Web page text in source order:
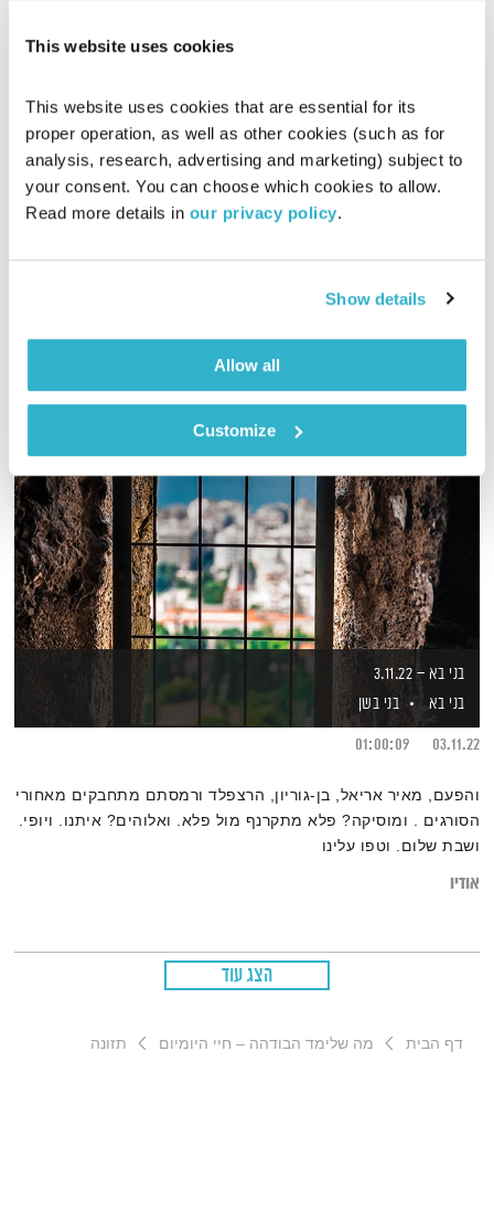
This website uses cookies
This website uses cookies that are essential for its
proper operation, as well as other cookies (such as for
analysis, research, advertising and marketing) subject to
your consent. You can choose which cookies to allow.
Read more details in our privacy policy.
Show details
Allow all
Customize
מסעותיי במרחבי הזמן – 5.6.15
מסעותיי במרחבי הזמן
דדי יצחייק
05.06.15
02:00:04
בני בא – 3.11.22
בני בא
בני בשן
03.11.22
01:00:09
והפעם, מאיר אריאל, בן-גוריון, הרצפלד ורמסתם מתחבקים מאחורי
הסורגים . ומוסיקה? פלא מתקרנף מול פלא. ואלוהים? איתנו. ויופי.
ושבת שלום. וטפו עלינו
אודיו
הצג עוד
דף הבית מה שלימד הבודהה – חיי היומיום תזונה